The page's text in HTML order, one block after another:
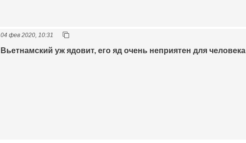
04 фев 2020, 10:31
Вьетнамский уж ядовит, его яд оче­нь неприятен для чел­овека